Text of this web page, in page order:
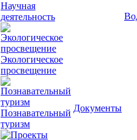
Научная
деятельность
Экологическое
просвещение
Познавательный
туризм
Документы